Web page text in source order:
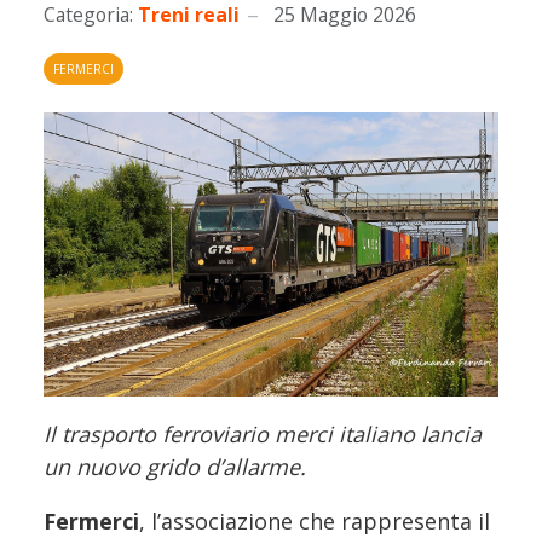
Categoria: Treni reali 25 Maggio 2026
FERMERCI
Il trasporto ferroviario merci italiano lancia
un nuovo grido d’allarme.
Fermerci, l’associazione che rappresenta il